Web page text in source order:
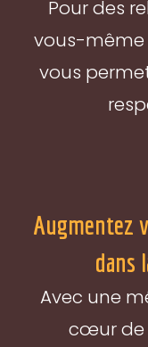
Pour des
vous-même
vous
Augmentez
dans
Avec une
cœur de